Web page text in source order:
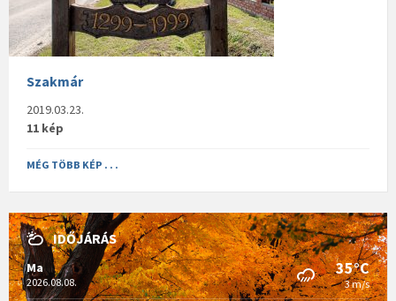
Szakmár
2019.03.23.
11 kép
MÉG TÖBB KÉP . . .
IDŐJÁRÁS
Ma
2026.08.08.
35°C
3 m/s